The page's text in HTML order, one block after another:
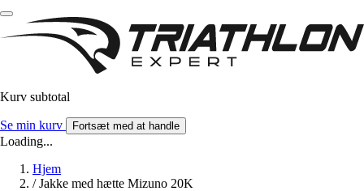
Kurv subtotal
Se min kurv Fortsæt med at handle
Loading...
Hjem
/ Jakke med hætte Mizuno 20K